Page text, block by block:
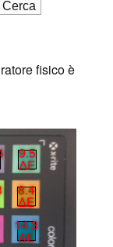
fisico è
9.5
∆E
8.4
∆E
14.3
∆E